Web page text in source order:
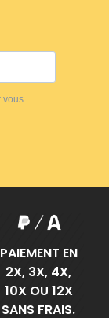
PAIEMENT EN
2X, 3X, 4X,
10X OU 12X
SANS FRAIS.